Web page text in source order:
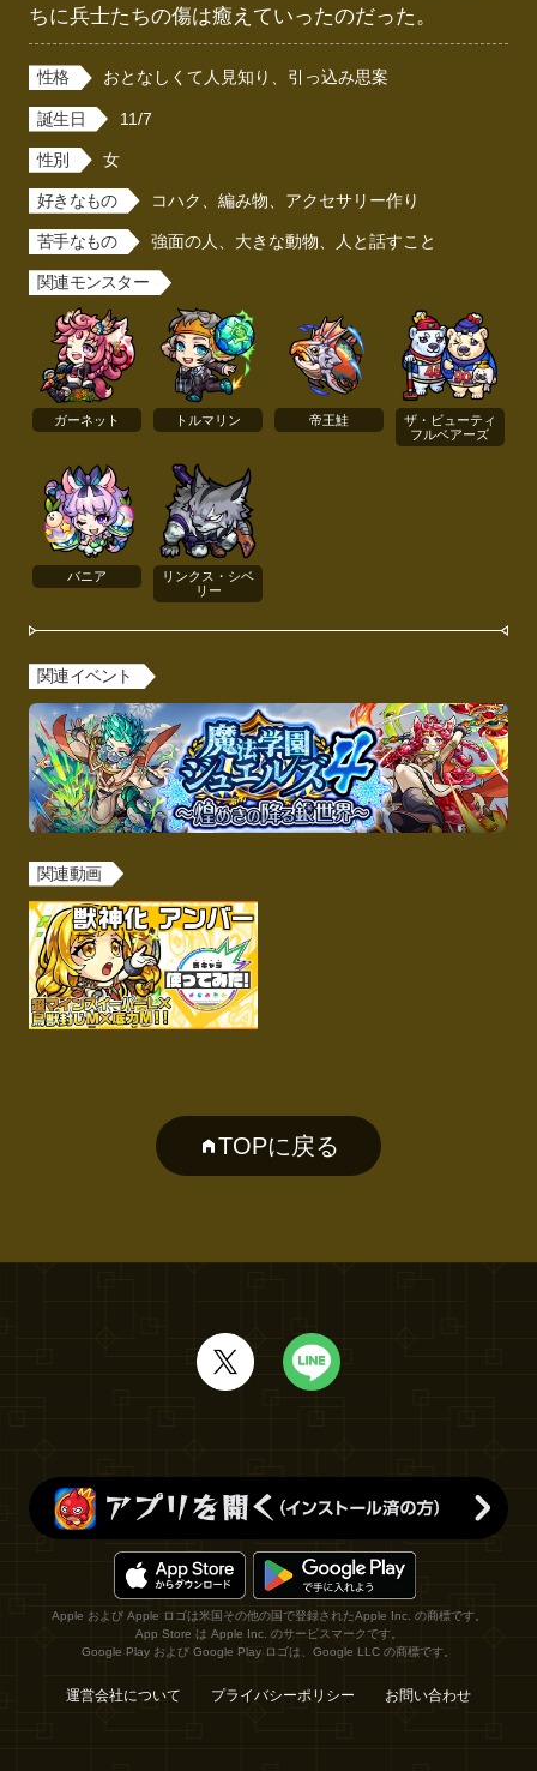
ちに兵士たちの傷は癒えていったのだった。
性格 おとなしくて人見知り、引っ込み思案
誕生日 11/7
性別 女
好きなもの コハク、編み物、アクセサリー作り
苦手なもの 強面の人、大きな動物、人と話すこと
関連モンスター
ガーネット トルマリン 帝王鮭
ザ・ビューティ
フルベアーズ
バニア
リンクス・シベ
リー
関連イベント
関連動画
TOPに戻る
Apple および Apple ロゴは米国その他の国で登録されたApple Inc. の商標です。
App Store は Apple Inc. のサービスマークです。
Google Play および Google Play ロゴは、Google LLC の商標です。
運営会社について プライバシーポリシー お問い合わせ